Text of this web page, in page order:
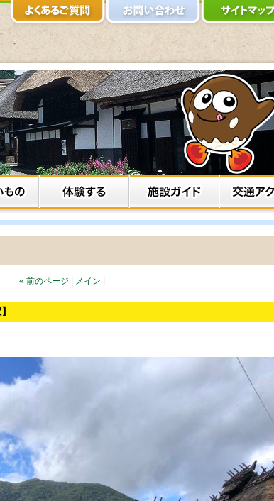
« 前のページ メイン